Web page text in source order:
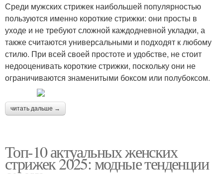
Среди мужских стрижек наибольшей популярностью
пользуются именно короткие стрижки: они просты в
уходе и не требуют сложной каждодневной укладки, а
также считаются универсальными и подходят к любому
стилю. При всей своей простоте и удобстве, не стоит
недооценивать короткие стрижки, поскольку они не
ограничиваются знаменитыми боксом или полубоксом.
читать дальше →
Топ-10 актуальных женских
стрижек 2025: модные тенденции